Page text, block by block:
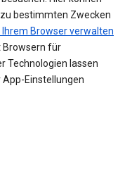
bestimmten Zwecken
Ihrem Browser verwalten
Browsern für
Technologien lassen
App-Einstellungen